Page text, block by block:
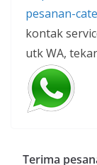
pesanan-
kontak
utk WA,
Terima